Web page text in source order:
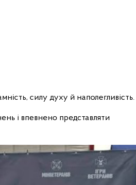
силу духу й наполегливість.
і впевнено представляти